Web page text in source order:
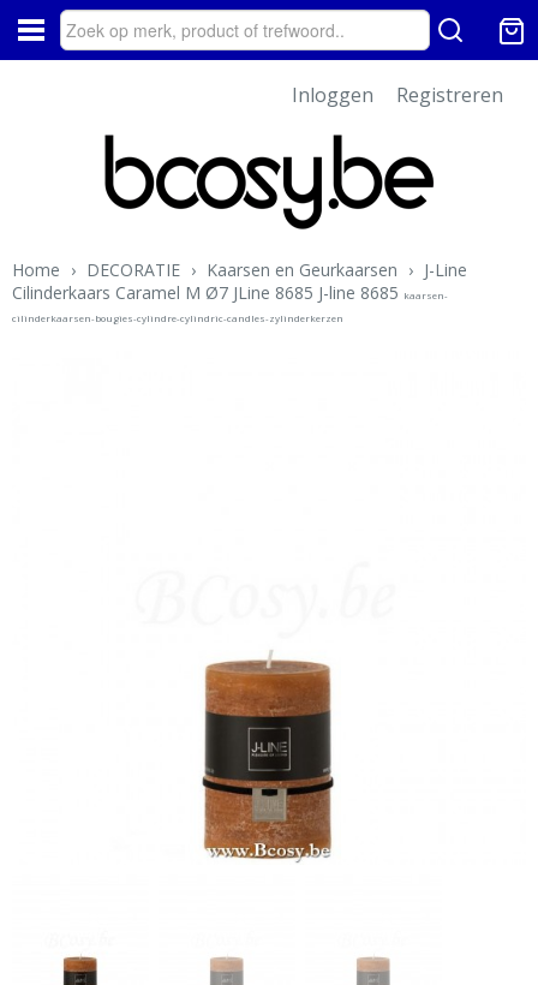
Inloggen Registreren
Home › DECORATIE › Kaarsen en Geurkaarsen › J-Line
Cilinderkaars Caramel M Ø7 JLine 8685 J-line 8685 kaarsen-
cilinderkaarsen-bougies-cylindre-cylindric-candles-zylinderkerzen